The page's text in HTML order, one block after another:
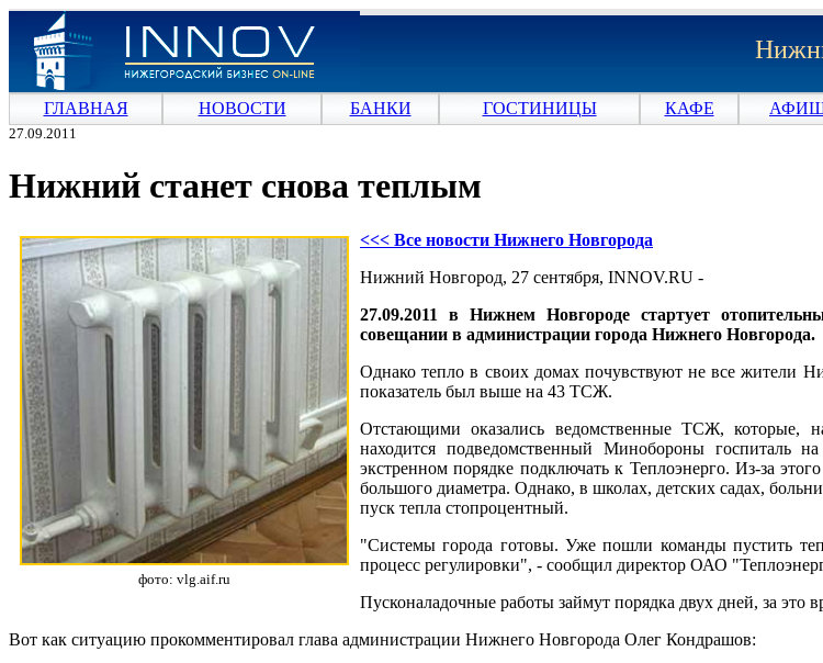
ГЛАВНАЯ НОВОСТИ БАНКИ ГОСТИНИЦЫ КАФЕ
27.09.2011
Нижний станет снова теплым
<<< Все новости Нижнего Новгорода
фото: vlg.aif.ru
Нижний Новгород, 27 сентября, INNOV.RU -
27.09.2011 в Нижнем Новгороде стартует
совещании в администрации города Нижнего Новгорода.
Однако тепло в своих домах почувствуют не все жители
показатель был выше на 43 ТСЖ.
Отстающими оказались ведомственные ТСЖ, которые,
находится подведомственный Минобороны госпиталь
экстренном порядке подключать к Теплоэнерго. Из-за
большого диаметра. Однако, в школах, детских садах,
пуск тепла стопроцентный.
"Системы города готовы. Уже пошли команды пустить
процесс регулировки", - сообщил директор ОАО
Пусконаладочные работы займут порядка двух дней, за это
Вот как ситуацию прокомментировал глава администрации Нижнего Новгорода Олег Кондрашов: